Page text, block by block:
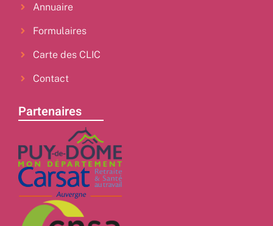
Annuaire
Formulaires
Carte des CLIC
Contact
Partenaires